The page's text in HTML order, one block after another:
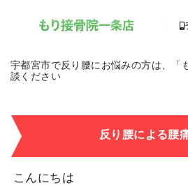
宇都宮市で反り腰にお悩みの方は、「
談ください
反り腰による腰
こんにちは